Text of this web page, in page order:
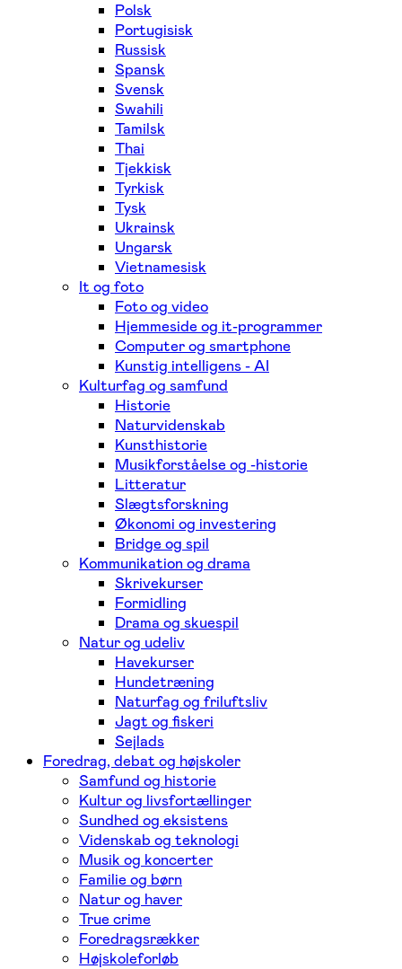
Polsk
Portugisisk
Russisk
Spansk
Svensk
Swahili
Tamilsk
Thai
Tjekkisk
Tyrkisk
Tysk
Ukrainsk
Ungarsk
Vietnamesisk
It og foto
Foto og video
Hjemmeside og it-programmer
Computer og smartphone
Kunstig intelligens - AI
Kulturfag og samfund
Historie
Naturvidenskab
Kunsthistorie
Musikforståelse og -historie
Litteratur
Slægtsforskning
Økonomi og investering
Bridge og spil
Kommunikation og drama
Skrivekurser
Formidling
Drama og skuespil
Natur og udeliv
Havekurser
Hundetræning
Naturfag og friluftsliv
Jagt og fiskeri
Sejlads
Foredrag, debat og højskoler
Samfund og historie
Kultur og livsfortællinger
Sundhed og eksistens
Videnskab og teknologi
Musik og koncerter
Familie og børn
Natur og haver
True crime
Foredragsrækker
Højskoleforløb